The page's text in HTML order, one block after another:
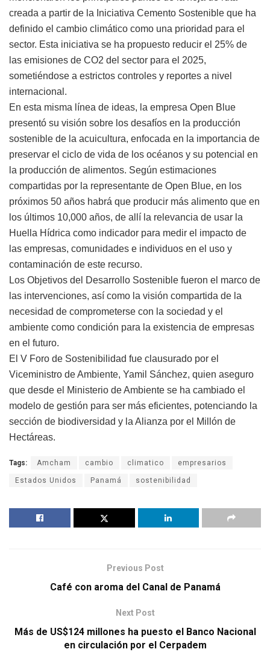
creada a partir de la Iniciativa Cemento Sostenible que ha
definido el cambio climático como una prioridad para el
sector. Esta iniciativa se ha propuesto reducir el 25% de
las emisiones de CO2 del sector para el 2025,
sometiéndose a estrictos controles y reportes a nivel
internacional.
En esta misma línea de ideas, la empresa Open Blue
presentó su visión sobre los desafíos en la producción
sostenible de la acuicultura, enfocada en la importancia de
preservar el ciclo de vida de los océanos y su potencial en
la producción de alimentos. Según estimaciones
compartidas por la representante de Open Blue, en los
próximos 50 años habrá que producir más alimento que en
los últimos 10,000 años, de allí la relevancia de usar la
Huella Hídrica como indicador para medir el impacto de
las empresas, comunidades e individuos en el uso y
contaminación de este recurso.
Los Objetivos del Desarrollo Sostenible fueron el marco de
las intervenciones, así como la visión compartida de la
necesidad de comprometerse con la sociedad y el
ambiente como condición para la existencia de empresas
en el futuro.
El V Foro de Sostenibilidad fue clausurado por el
Viceministro de Ambiente, Yamil Sánchez, quien aseguro
que desde el Ministerio de Ambiente se ha cambiado el
modelo de gestión para ser más eficientes, potenciando la
sección de biodiversidad y la Alianza por el Millón de
Hectáreas.
Tags: Amcham cambio climatico empresarios
Estados Unidos Panamá sostenibilidad
Previous Post
Café con aroma del Canal de Panamá
Next Post
Más de US$124 millones ha puesto el Banco Nacional
en circulación por el Cerpadem